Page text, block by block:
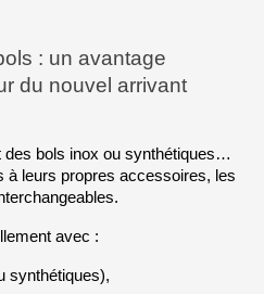
: un avantage
du nouvel arrivant
des bols inox ou synthétiques…
à leurs propres accessoires, les
avec :
synthétiques),